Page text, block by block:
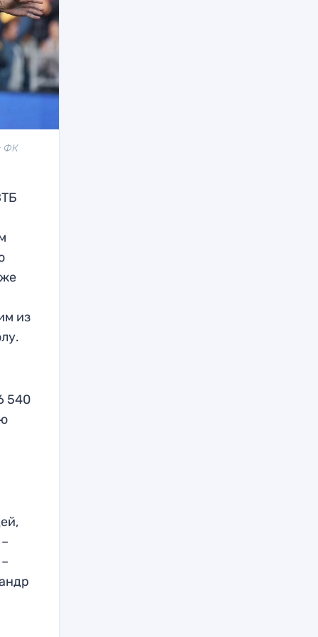
ФК
из
540